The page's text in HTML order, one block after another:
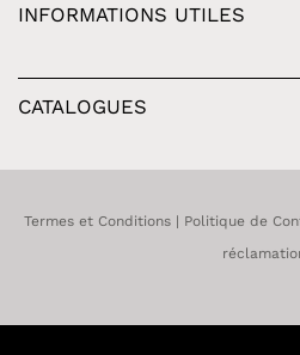
INFORMATIONS UTILES
CATALOGUES
Termes et Conditions Politique de